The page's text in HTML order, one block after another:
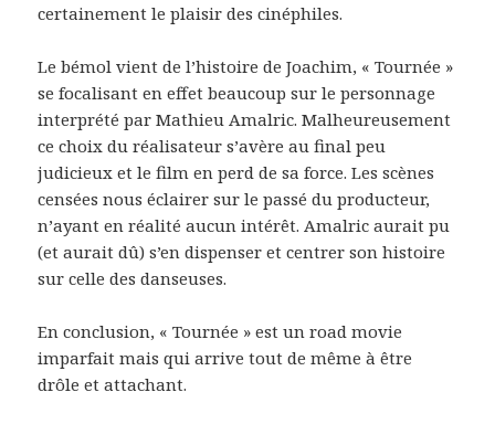
certainement le plaisir des cinéphiles.
Le bémol vient de l’histoire de Joachim, « Tournée »
se focalisant en effet beaucoup sur le personnage
interprété par Mathieu Amalric. Malheureusement
ce choix du réalisateur s’avère au final peu
judicieux et le film en perd de sa force. Les scènes
censées nous éclairer sur le passé du producteur,
n’ayant en réalité aucun intérêt. Amalric aurait pu
(et aurait dû) s’en dispenser et centrer son histoire
sur celle des danseuses.
En conclusion, « Tournée » est un road movie
imparfait mais qui arrive tout de même à être
drôle et attachant.